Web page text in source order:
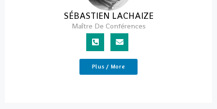
SÉBASTIEN LACHAIZE
Maître De Conférences
Plus / More